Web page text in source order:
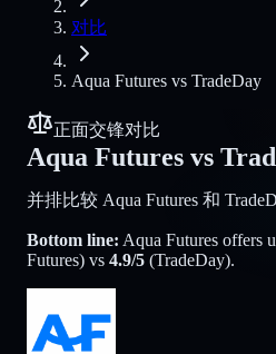
对比
Aqua Futures vs TradeDay
正面交锋对比
Aqua Futures vs
并排比较 Aqua Futures 和
Bottom line: Aqua Futures offers
Futures) vs 4.9/5 (TradeDay).